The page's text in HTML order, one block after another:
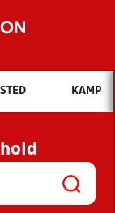
du søge efter?
NYHEDER
OG
KAMP